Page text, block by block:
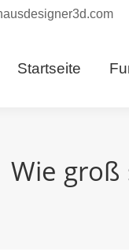
Startseite
Wie groß